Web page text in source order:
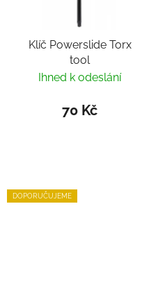
Klíč Powerslide Torx
tool
Ihned k odeslání
70 Kč
DOPORUČUJEME